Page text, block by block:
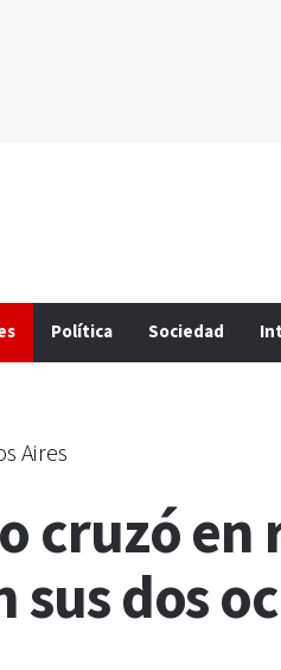
Política Sociedad
Aires
cruzó
sus dos